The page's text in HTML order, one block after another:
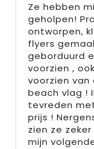
Ze hebben
geholpen!
ontworpen,
flyers
geborduurd
voorzien ,
voorzien
beach vlag !
tevreden
prijs !
zien ze
mijn